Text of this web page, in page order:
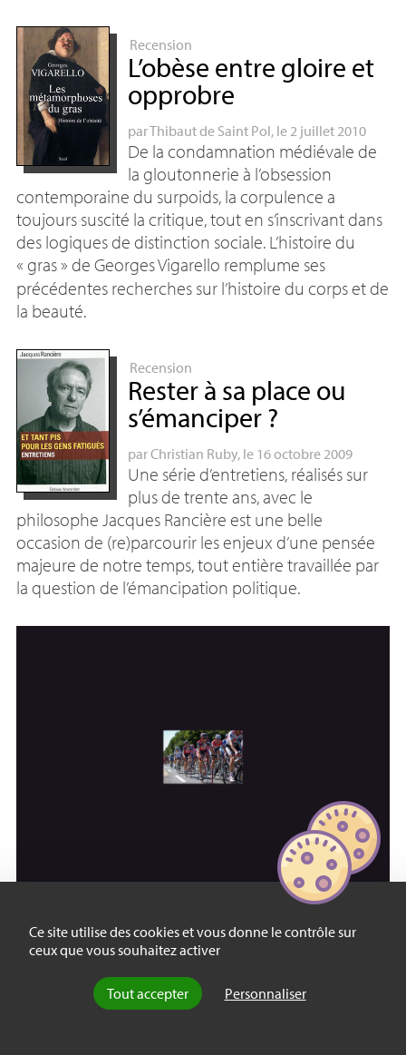
Ce site utilise des cookies et vous donne le contrôle sur
ceux que vous souhaitez activer
Tout accepter Personnaliser
Recension
L’obèse entre gloire et
opprobre
parThibaut de Saint Pol, le 2 juillet 2010
De la condamnation médiévale de
la gloutonnerie à l’obsession
contemporaine du surpoids, la corpulence a
toujours suscité la critique, tout en s’inscrivant dans
des logiques de distinction sociale. L’histoire du
« gras» de Georges Vigarello remplume ses
précédentes recherches sur l’histoire du corps et de
la beauté.
Recension
Rester à sa place ou
s’émanciper?
parChristian Ruby, le 16 octobre 2009
Une série d’entretiens, réalisés sur
plus de trente ans, avec le
philosophe Jacques Rancière est une belle
occasion de (re)parcourir les enjeux d’une pensée
majeure de notre temps, tout entière travaillée par
la question de l’émancipation politique.
Le sport, un objet
philosophique
Isabelle Queval, le 9 juillet 2009